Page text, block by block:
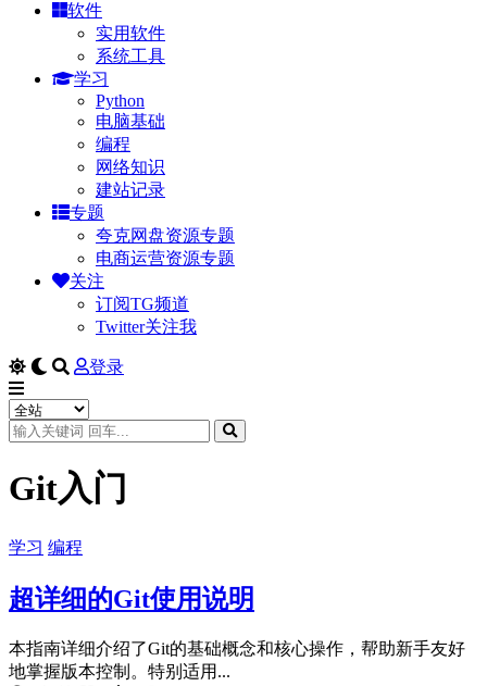
软件
实用软件
系统工具
学习
Python
电脑基础
编程
网络知识
建站记录
专题
夸克网盘资源专题
电商运营资源专题
关注
订阅TG频道
Twitter关注我
登录
Git入门
学习 编程
超详细的Git使用说明
本指南详细介绍了Git的基础概念和核心操作，帮助新手友好
地掌握版本控制。特别适用...